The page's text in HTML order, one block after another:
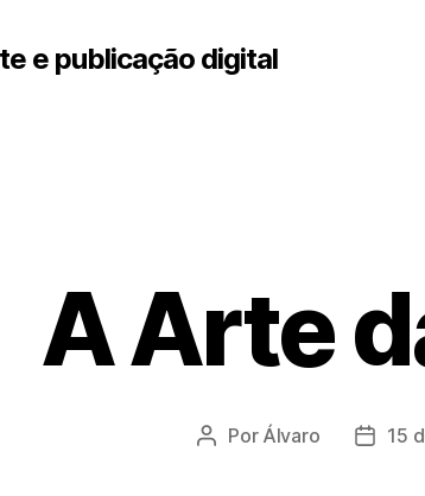
e publicação digital
A Arte
Autor
Por Álvaro
Data
15